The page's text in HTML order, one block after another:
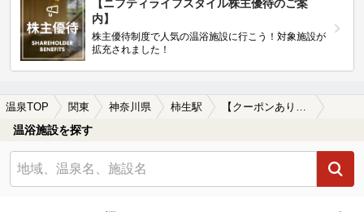
【ニフティライフスタイル株主優待のご案
内】
株主優待制度で人気の温浴施設に行こう！対象施設が
拡充されました！
温泉TOP 関東 神奈川県 柿生駅
温浴施設を探す